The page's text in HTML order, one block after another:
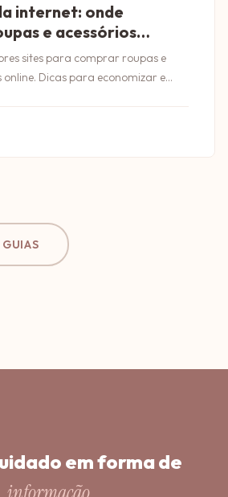
internet: onde
e acessórios
sites para comprar roupas e
Dicas para economizar e
em forma de